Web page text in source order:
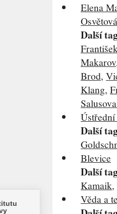
Elena
Další
Makarov
Brod,
Klang,
Další
Blevice
Další
Kamaik,
Věda a